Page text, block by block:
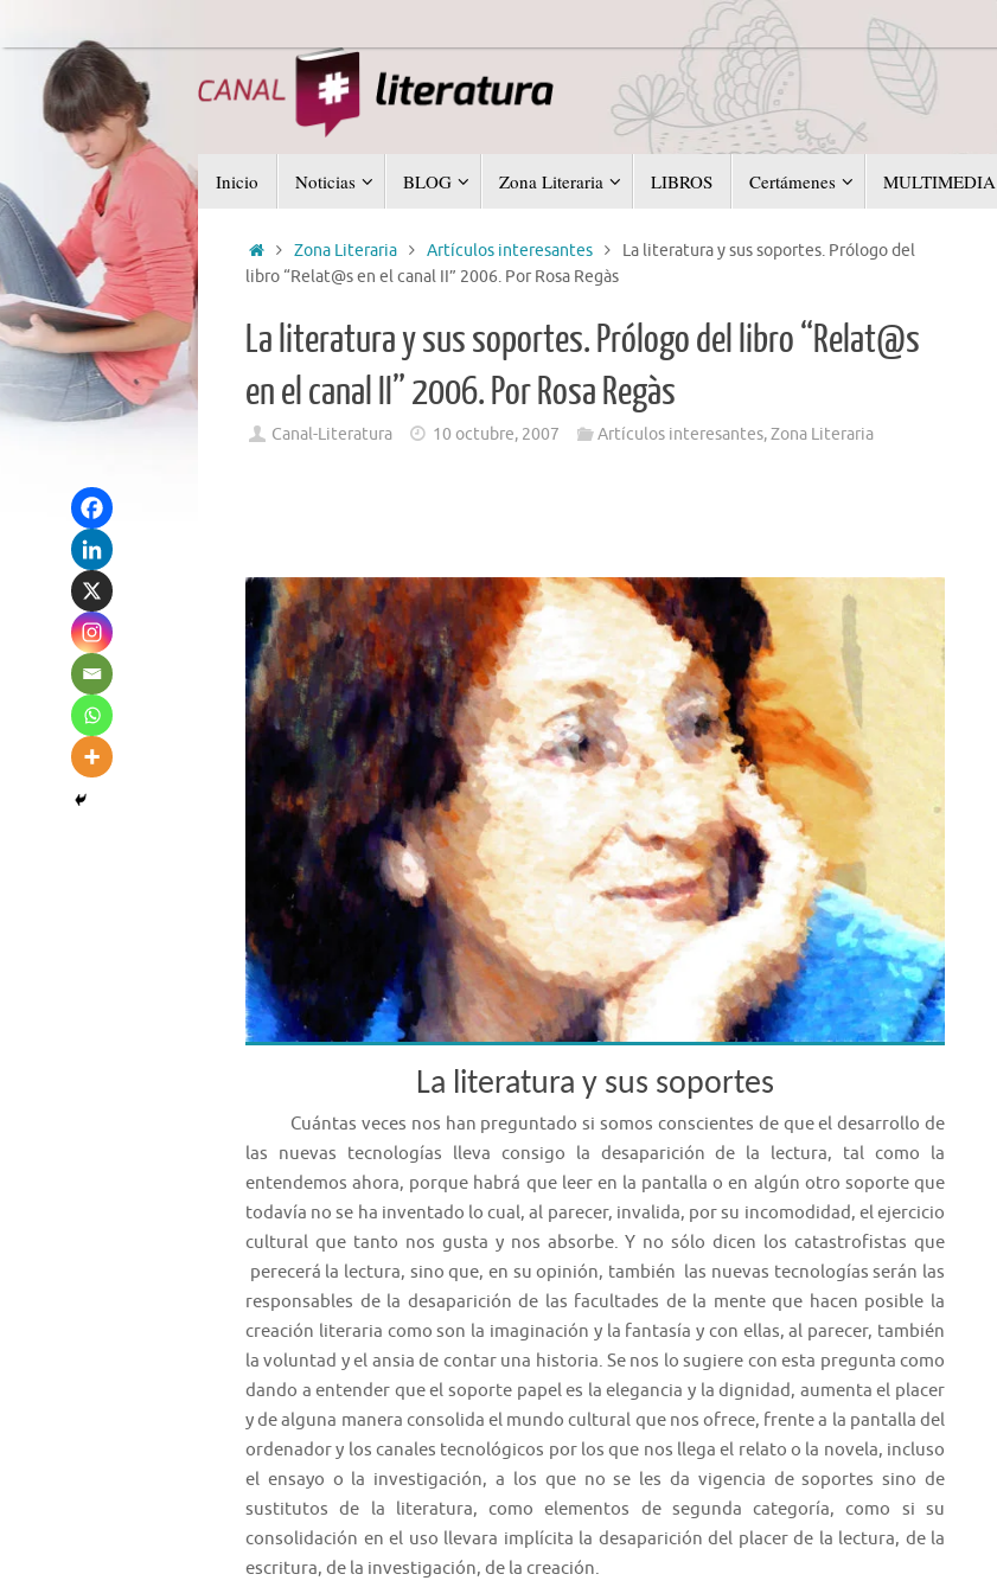
al
contenido
al
contenido
Inicio Noticias BLOG Zona Literaria LIBROS Certámenes MULTIMEDIA
InicioZona Literaria Artículos interesantes
La literatura y sus soportes. Prólogo del
libro “Relat@s en el canal II” 2006. Por Rosa Regàs
La literatura y sus soportes. Prólogo del libro “Relat@s
en el canal II” 2006. Por Rosa Regàs
Canal-Literatura 10 octubre, 2007 Artículos interesantes,Zona Literaria
La literatura y sus soportes
Cuántas veces nos han preguntado si somos conscientes de que el desarrollo de
las nuevas tecnologías lleva consigo la desaparición de la lectura, tal como la
entendemos ahora, porque habrá que leer en la pantalla o en algún otro soporte que
todavía no se ha inventado lo cual, al parecer, invalida, por su incomodidad, el ejercicio
cultural que tanto nos gusta y nos absorbe. Y no sólo dicen los catastrofistas que
perecerá la lectura, sino que, en su opinión, también las nuevas tecnologías serán las
responsables de la desaparición de las facultades de la mente que hacen posible la
creación literaria como son la imaginación y la fantasía y con ellas, al parecer, también
la voluntad y el ansia de contar una historia. Se nos lo sugiere con esta pregunta como
dando a entender que el soporte papel es la elegancia y la dignidad, aumenta el placer
y de alguna manera consolida el mundo cultural que nos ofrece, frente a la pantalla del
ordenador y los canales tecnológicos por los que nos llega el relato o la novela, incluso
el ensayo o la investigación, a los que no se les da vigencia de soportes sino de
sustitutos de la literatura, como elementos de segunda categoría, como si su
consolidación en el uso llevara implícita la desaparición del placer de la lectura, de la
escritura, de la investigación, de la creación.